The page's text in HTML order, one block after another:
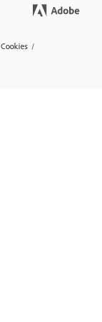
Cookies /